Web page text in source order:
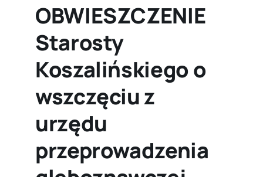
OBWIESZCZENIE
Starosty
Koszalińskiego o
wszczęciu z
urzędu
przeprowadzenia